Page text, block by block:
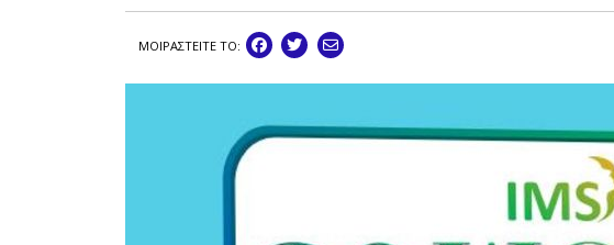
ΜΟΙΡΑΣΤEIΤΕ ΤΟ: